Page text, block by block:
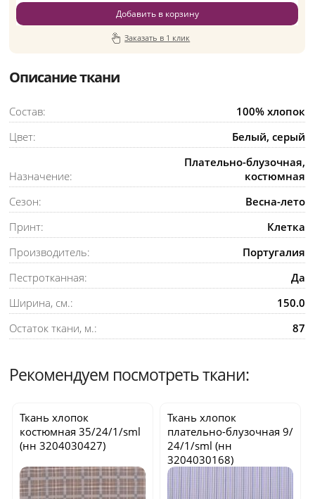
Добавить в корзину
Заказать в 1 клик
Описание ткани
Состав:
100% хлопок
Цвет:
Белый, серый
Назначение:
Плательно-блузочная,
костюмная
Сезон:
Весна-лето
Принт:
Клетка
Производитель:
Португалия
Пестротканная:
Да
Ширина, см.:
150.0
Остаток ткани, м.:
87
Рекомендуем посмотреть ткани:
Ткань хлопок
костюмная35/24/1/sml
(нн 3204030427)
Ткань хлопок
плательно-блузочная9/
24/1/sml (нн
3204030168)